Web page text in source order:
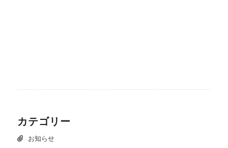
カテゴリー
お知らせ